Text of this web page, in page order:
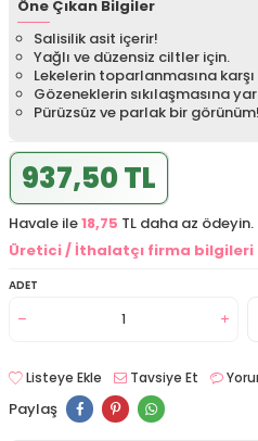
Öne Çıkan Bilgiler
Salisilik asit içerir!
Yağlı ve düzensiz ciltler için.
Lekelerin toparlanmasına karşı
Gözeneklerin sıkılaşmasına
Pürüzsüz ve parlak bir görünüm!
937,50 TL
Havale ile18,75 TL daha az ödeyin.
Üretici / İthalatçı firma bilgileri
ADET
Listeye Ekle Tavsiye Et
Paylaş